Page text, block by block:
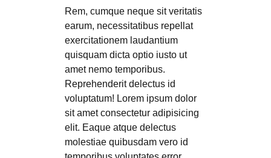
Rem, cumque neque sit veritatis
earum, necessitatibus repellat
exercitationem laudantium
quisquam dicta optio iusto ut
amet nemo temporibus.
Reprehenderit delectus id
voluptatum! Lorem ipsum dolor
sit amet consectetur adipisicing
elit. Eaque atque delectus
molestiae quibusdam vero id